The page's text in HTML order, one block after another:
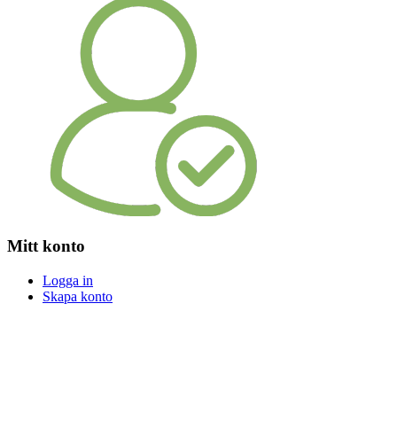
Mitt konto
Logga in
Skapa konto